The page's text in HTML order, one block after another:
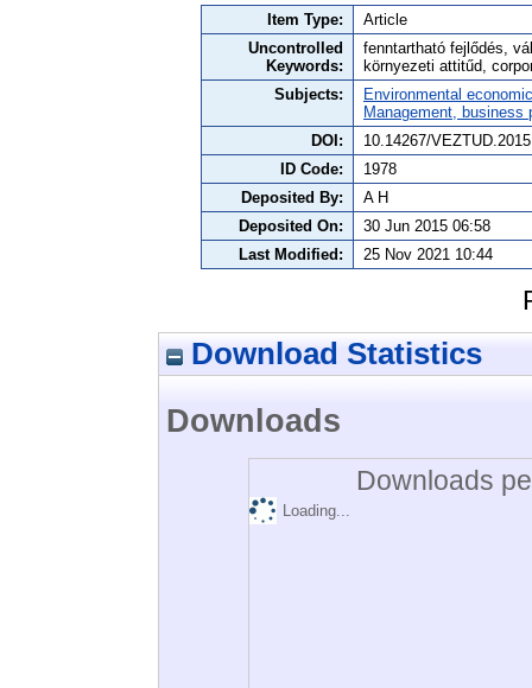
Item Type:
Article
Uncontrolled
Keywords:
fenntartható fejlődés,
környezeti attitűd,
Subjects:
Environmental
Management,
DOI:
10.14267/
ID Code:
1978
Deposited By:
A H
Deposited On:
30 Jun 2015 06:58
Last Modified:
25 Nov 2021 10:44
Download Statistics
Downloads
Downloads
Loading...